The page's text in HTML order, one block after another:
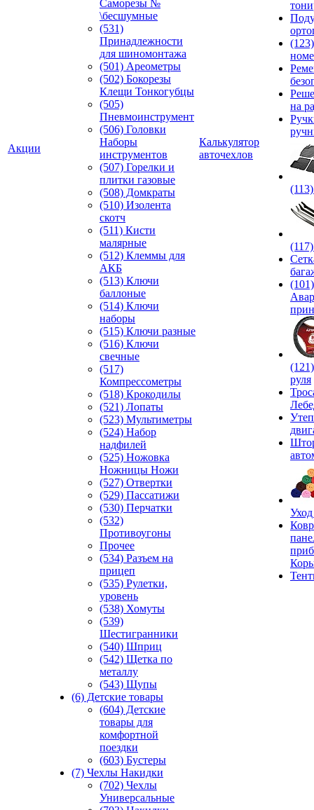
Акции
Саморезы №
\бесшумные
(531)
Принадлежности
для шиномонтажа
(501) Ареометры
(502) Бокорезы
Клещи Тонкогубцы
(505)
Пневмоинструмент
(506) Головки
Наборы
инструментов
(507) Горелки и
плитки газовые
(508) Домкраты
(510) Изолента
скотч
(511) Кисти
малярные
(512) Клеммы для
АКБ
(513) Ключи
баллоные
(514) Ключи
наборы
(515) Ключи разные
(516) Ключи
свечные
(517)
Компрессометры
(518) Крокодилы
(521) Лопаты
(523) Мультиметры
(524) Набор
надфилей
(525) Ножовка
Ножницы Ножи
(527) Отвертки
(529) Пассатижи
(530) Перчатки
(532)
Противоугоны
Прочее
(534) Разъем на
прицеп
(535) Рулетки,
уровень
(538) Хомуты
(539)
Шестигранники
(540) Шприц
(542) Щетка по
металлу
(543) Щупы
(6) Детские товары
(604) Детские
товары для
комфортной
поездки
(603) Бустеры
(7) Чехлы Накидки
(702) Чехлы
Универсальные
Калькулятор
авточехлов
на
(101)
руля
Уход